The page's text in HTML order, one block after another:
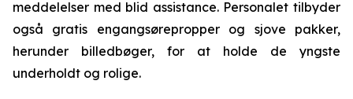
meddelelser med blid assistance. Personalet tilbyder
også gratis engangsørepropper og sjove pakker,
herunder billedbøger, for at holde de yngste
underholdt og rolige.